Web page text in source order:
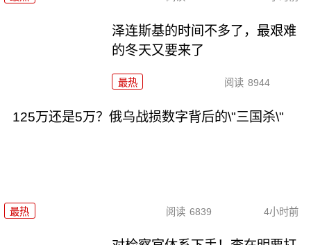
泽连斯基的时间不多了，最艰难
的冬天又要来了
最热 阅读 8944
125万还是5万？俄乌战损数字背后的\"三国杀\"
最热 阅读 6839 4小时前